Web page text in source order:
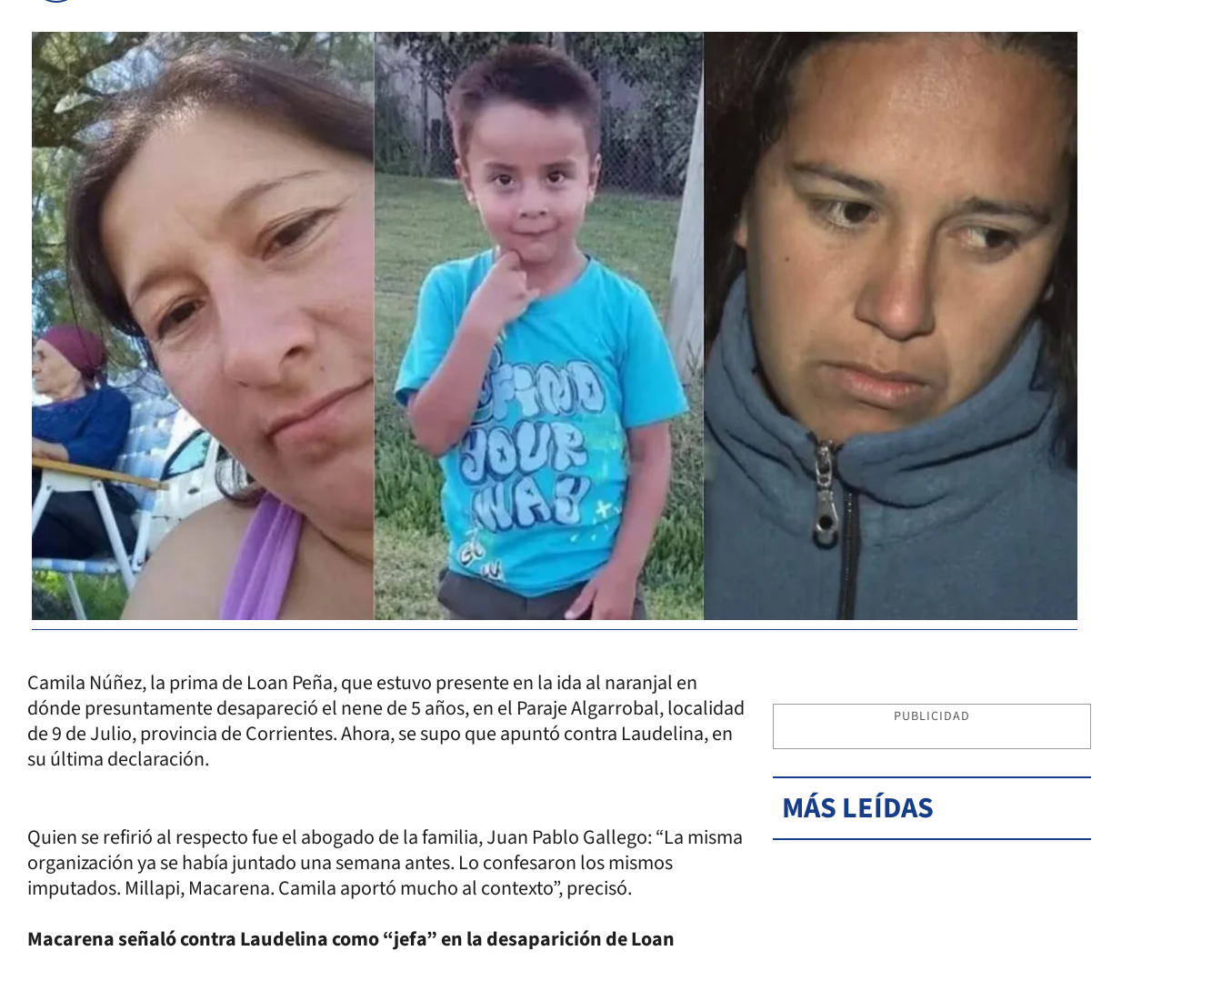
Camila Núñez, la prima de Loan Peña, que estuvo presente en la ida al naranjal en
dónde presuntamente desapareció el nene de 5 años, en el Paraje Algarrobal, localidad
de 9 de Julio, provincia de Corrientes. Ahora, se supo que apuntó contra Laudelina, en
su última declaración.
Quien se refirió al respecto fue el abogado de la familia, Juan Pablo Gallego: “La misma
organización ya se había juntado una semana antes. Lo confesaron los mismos
imputados. Millapi, Macarena. Camila aportó mucho al contexto”, precisó.
Macarena señaló contra Laudelina como “jefa” en la desaparición de Loan
PUBLICIDAD
MÁS LEÍDAS